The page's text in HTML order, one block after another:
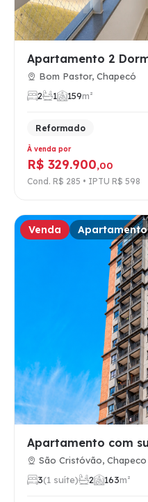
Bom Pastor, Chapecó
2
1 159m²
Reformado
À venda por
R$ 329.900,00
Cond. R$ 285 • IPTU R$ 598
Venda Apartamento
São Cristóvão, Chapeco
3(1 suíte) 2 163m²